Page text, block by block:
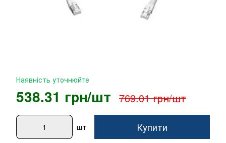
Наявність уточнюйте
538.31 грн/шт 769.01 грн/шт
шт Купити